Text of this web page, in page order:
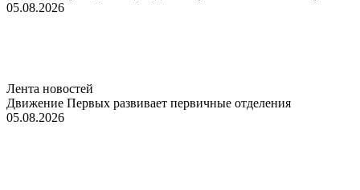
05.08.2026
Лента новостей
Движение Первых развивает первичные отделения
05.08.2026